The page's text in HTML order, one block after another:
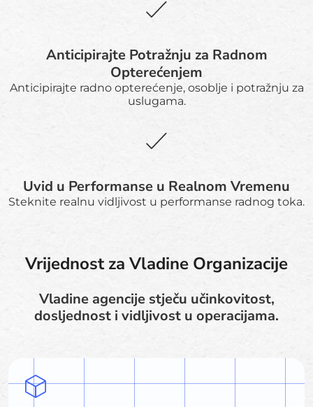
Anticipirajte Potražnju za Radnom
Opterećenjem
Anticipirajte radno opterećenje, osoblje i potražnju za
uslugama.
Uvid u Performanse u Realnom Vremenu
Steknite realnu vidljivost u performanse radnog toka.
Vrijednost za Vladine Organizacije
Vladine agencije stječu učinkovitost,
dosljednost i vidljivost u operacijama.